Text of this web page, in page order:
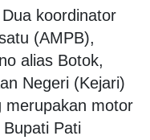
koordinator
(AMPB),
alias Botok,
Negeri (Kejari)
merupakan motor
Pati